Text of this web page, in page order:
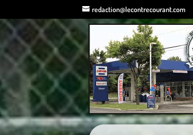
redaction@lecontrecourant.com